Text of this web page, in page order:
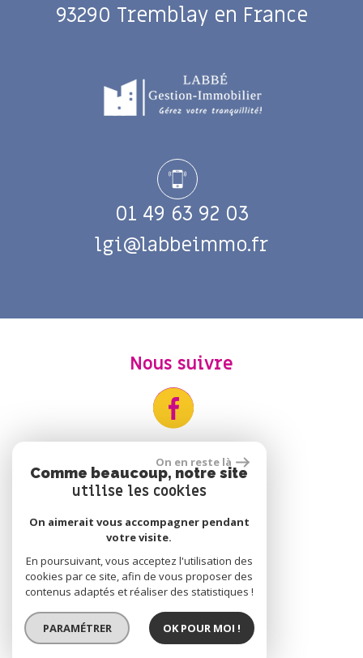
93290 Tremblay en France
01 49 63 92 03
lgi@labbeimmo.fr
Nous suivre
Adhérents
Se connecter
On en reste là
Comme beaucoup, notre site
utilise les cookies
On aimerait vous accompagner pendant
votre visite.
En poursuivant, vous acceptez l'utilisation des
cookies par ce site, afin de vous proposer des
contenus adaptés et réaliser des statistiques !
PARAMÉTRER OK POUR MOI !